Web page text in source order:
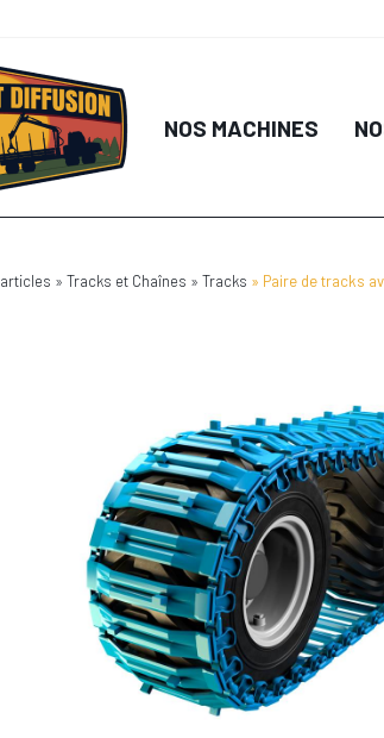
NOS MACHINES
Tracks et Chaînes Tracks Paire de tracks